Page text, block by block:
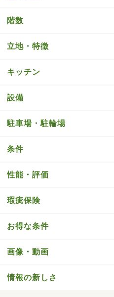
階数
立地・特徴
キッチン
設備
駐車場・駐輪場
条件
性能・評価
瑕疵保険
お得な条件
画像・動画
情報の新しさ